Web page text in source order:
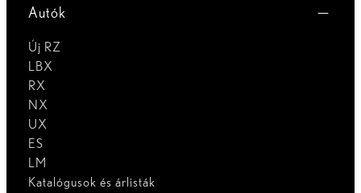
Autók
Új RZ
LBX
RX
NX
UX
ES
LM
Katalógusok és árlisták